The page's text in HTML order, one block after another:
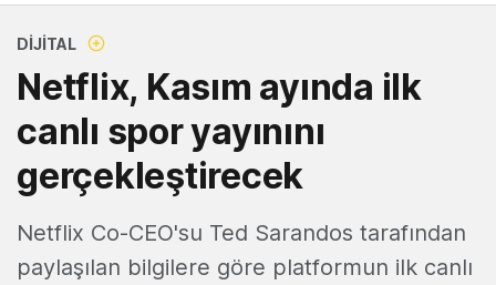
DIJITAL
Netflix, Kasım ayında ilk
canlı spor yayınını
gerçekleştirecek
Netflix Co-CEO'su Ted Sarandos tarafından
paylaşılan bilgilere göre platformun ilk canlı